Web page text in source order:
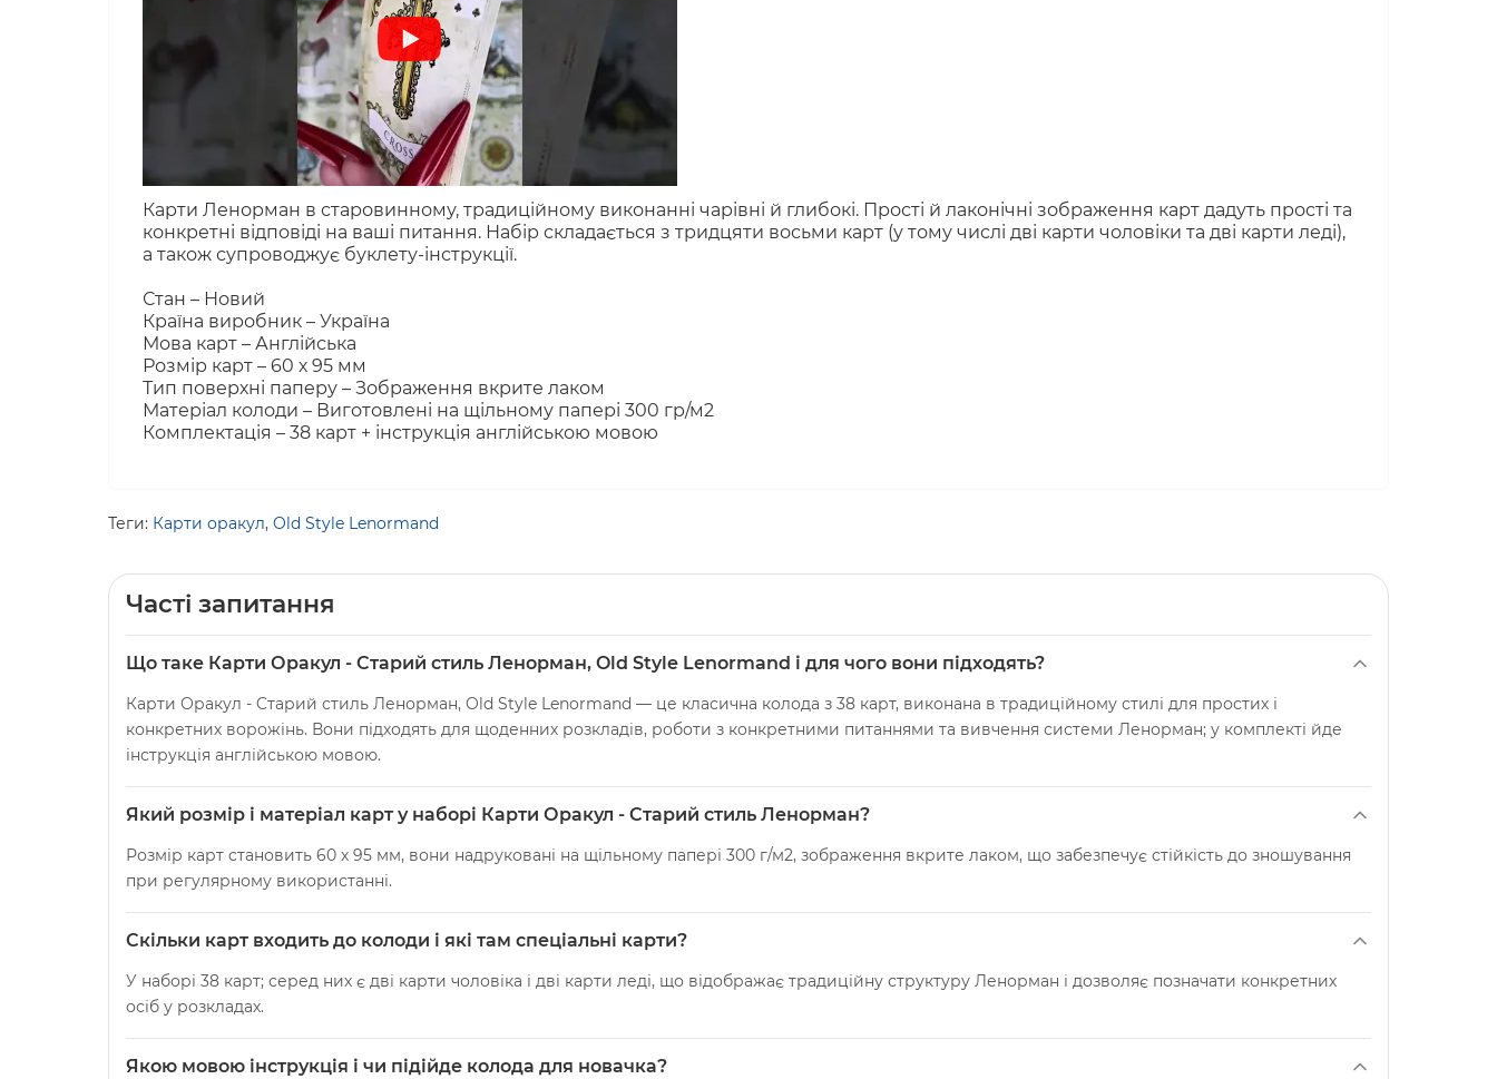
Карти Ленорман в старовинному, традиційному виконанні чарівні й глибокі. Прості й лаконічні зображення карт дадуть прості та
конкретні відповіді на ваші питання. Набір складається з тридцяти восьми карт (у тому числі дві карти чоловіки та дві карти леді),
а також супроводжує буклету-інструкції.
Стан – Новий
Країна виробник – Україна
Мова карт – Англійська
Розмір карт – 60 х 95 мм
Тип поверхні паперу – Зображення вкрите лаком
Матеріал колоди – Виготовлені на щільному папері 300 гр/м2
Комплектація – 38 карт + інструкція англійською мовою
Теги: Карти оракул, Old Style Lenormand
Часті запитання
Що таке Карти Оракул - Cтарий стиль Ленорман, Old Style Lenormand і для чого вони підходять?
Карти Оракул - Cтарий стиль Ленорман, Old Style Lenormand — це класична колода з 38 карт, виконана в традиційному стилі для простих і
конкретних ворожінь. Вони підходять для щоденних розкладів, роботи з конкретними питаннями та вивчення системи Ленорман; у комплекті йде
інструкція англійською мовою.
Який розмір і матеріал карт у наборі Карти Оракул - Cтарий стиль Ленорман?
Розмір карт становить 60 х 95 мм, вони надруковані на щільному папері 300 г/м2, зображення вкрите лаком, що забезпечує стійкість до зношування
при регулярному використанні.
Скільки карт входить до колоди і які там спеціальні карти?
У наборі 38 карт; серед них є дві карти чоловіка і дві карти леді, що відображає традиційну структуру Ленорман і дозволяє позначати конкретних
осіб у розкладах.
Якою мовою інструкція і чи підійде колода для новачка?